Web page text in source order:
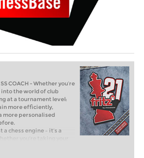
COACH - Whether you’re
the world of club
at a tournament level:
more efficiently,
more personalised
chess engine – it’s a
you’re taking your
of club chess, or already
level: with FRITZ, you can